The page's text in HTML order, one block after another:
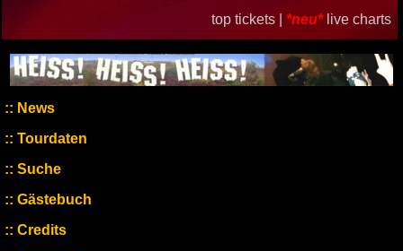
top tickets | *neu* live charts
News
Tourdaten
Suche
Gästebuch
Credits